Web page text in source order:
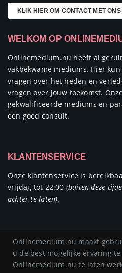
Onlinemedium.nu maakt
u de best mogelijke ervaring
Onlinemedium.nu te laten
KLIK HIER OM CONTACT MET
WELKOM OP
Onlinemedium.nu heeft al
vakbekwame mediums. Hier
vragen over het heden en
vragen over jouw toekomst.
gekwalificeerde mediums en
een goed consult.
KLANTENSERVICE
Onze klantenservice is
vrijdag tot 22:00 (buiten deze
achter te laten).
Copyright © 2019/